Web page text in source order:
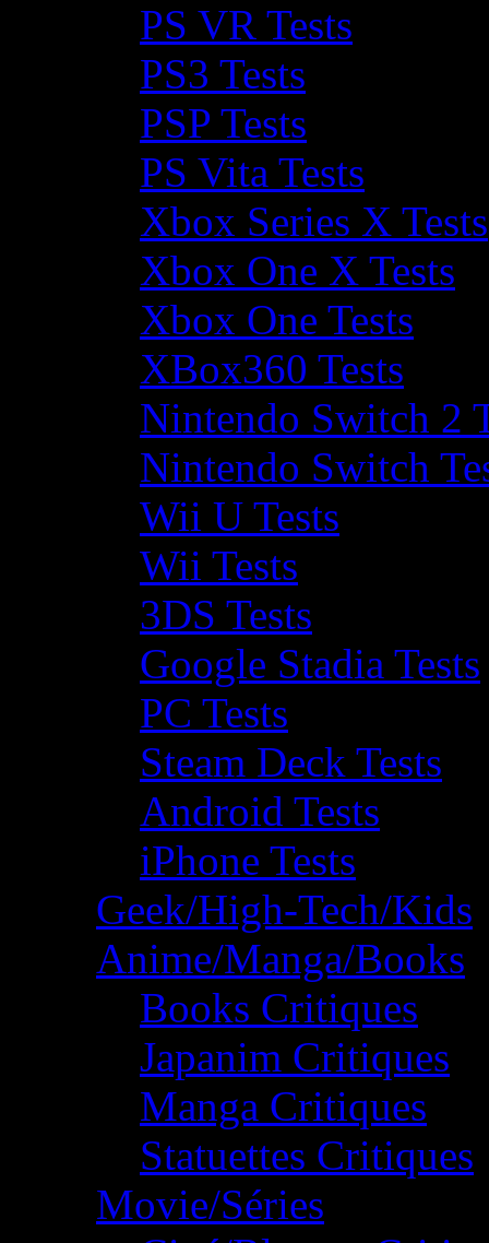
PS VR Tests
PS3 Tests
PSP Tests
PS Vita Tests
Xbox Series X Tests
Xbox One X Tests
Xbox One Tests
XBox360 Tests
Nintendo Switch 2
Nintendo Switch
Wii U Tests
Wii Tests
3DS Tests
Google Stadia Tests
PC Tests
Steam Deck Tests
Android Tests
iPhone Tests
Geek/High-Tech/Kids
Anime/Manga/Books
Books Critiques
Japanim Critiques
Manga Critiques
Statuettes Critiques
Movie/Séries